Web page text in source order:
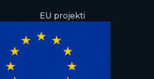
EU projekti